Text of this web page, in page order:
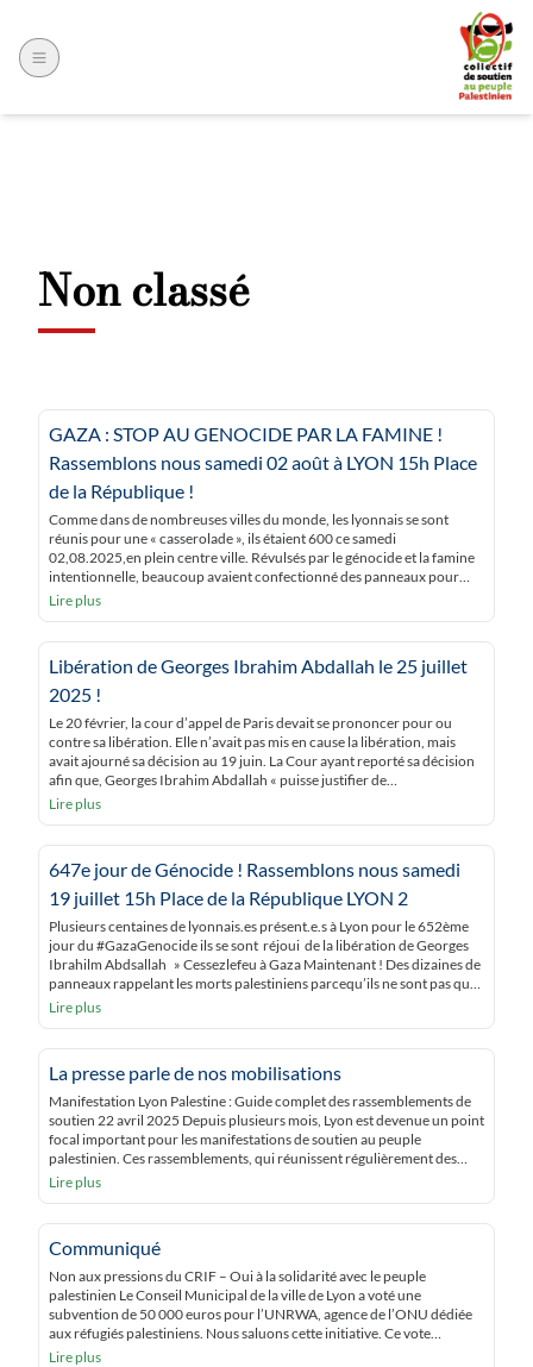
Non classé
GAZA : STOP AU GENOCIDE PAR LA FAMINE !
Rassemblons nous samedi 02 août à LYON 15h Place
de la République !
Comme dans de nombreuses villes du monde, les lyonnais se sont
réunis pour une « casserolade », ils étaient 600 ce samedi
02,08.2025,en plein centre ville. Révulsés par le génocide et la famine
intentionnelle, beaucoup avaient confectionné des panneaux pour
clamer leur protestation, Les slogans étaient ponctués par le bruit des
Lire plus
Libération de Georges Ibrahim Abdallah le 25 juillet
2025 !
Le 20 février, la cour d’appel de Paris devait se prononcer pour ou
contre sa libération. Elle n’avait pas mis en cause la libération, mais
avait ajourné sa décision au 19 juin. La Cour ayant reporté sa décision
afin que, Georges Ibrahim Abdallah « puisse justifier de
l’indemnisation des parties civiles», à savoir les États-Unis. […]
Lire plus
647e jour de Génocide ! Rassemblons nous samedi
19 juillet 15h Place de la République LYON 2
Plusieurs centaines de lyonnais.es présent.e.s à Lyon pour le 652ème
jour du #GazaGenocide ils se sont réjoui de la libération de Georges
Ibrahilm Abdsallah » Cessezlefeu à Gaza Maintenant ! Des dizaines de
panneaux rappelant les morts palestiniens parcequ’ils ne sont pas que
des nombre attirent la curiosité et le recueillement ! Au jour de […]
Lire plus
La presse parle de nos mobilisations
Manifestation Lyon Palestine : Guide complet des rassemblements de
soutien 22 avril 2025 Depuis plusieurs mois, Lyon est devenue un point
focal important pour les manifestations de soutien au peuple
palestinien. Ces rassemblements, qui réunissent régulièrement des
milliers de personnes, s’inscrivent dans un mouvement international
Lire plus
Communiqué
Non aux pressions du CRIF – Oui à la solidarité avec le peuple
palestinien Le Conseil Municipal de la ville de Lyon a voté une
subvention de 50 000 euros pour l’UNRWA, agence de l’ONU dédiée
aux réfugiés palestiniens. Nous saluons cette initiative. Ce vote
majoritaire POUR des élus de la majorité écologique et de […]
Lire plus